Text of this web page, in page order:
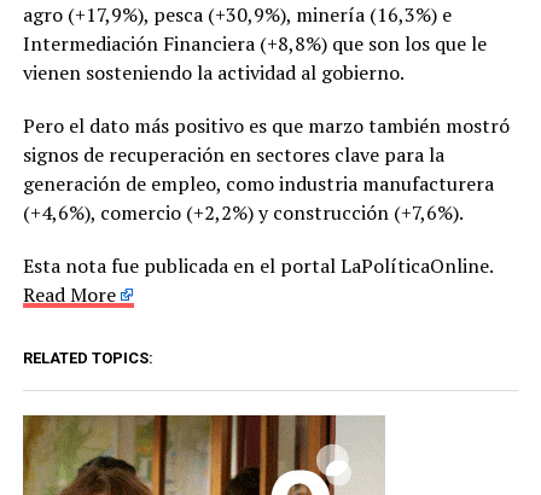
agro (+17,9%), pesca (+30,9%), minería (16,3%) e
Intermediación Financiera (+8,8%) que son los que le
vienen sosteniendo la actividad al gobierno.
Pero el dato más positivo es que marzo también mostró
signos de recuperación en sectores clave para la
generación de empleo, como industria manufacturera
(+4,6%), comercio (+2,2%) y construcción (+7,6%).
Esta nota fue publicada en el portal LaPolíticaOnline.
Read More
RELATED TOPICS: